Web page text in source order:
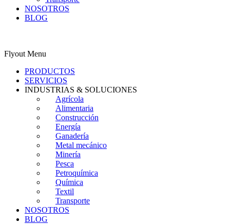
NOSOTROS
BLOG
Flyout Menu
PRODUCTOS
SERVICIOS
INDUSTRIAS & SOLUCIONES
Agrícola
Alimentaria
Construcción
Energía
Ganadería
Metal mecánico
Minería
Pesca
Petroquímica
Química
Textil
Transporte
NOSOTROS
BLOG